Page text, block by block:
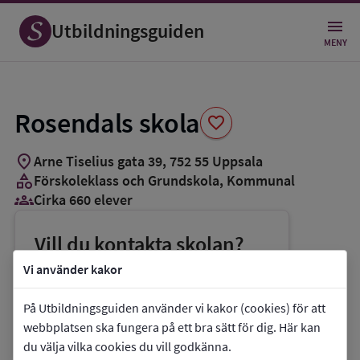
Vi använder kakor
På Utbildningsguiden använder vi kakor (cookies) för att
webbplatsen ska fungera på ett bra sätt för dig. Här kan
du välja vilka cookies du vill godkänna.
Utbildningsguiden MENY
Rosendals skola favorite
Spara
som
favorit
location_onArne Tiselius gata 39, 75255 Uppsala
categoryFörskoleklass och Grundskola, Kommunal
groups_3Cirka 660 elever
Vill du kontakta skolan?
phoneTelefon:018-7275414
E-post: rosendalsskola@uppsala.se
link Webbplats:Rosendals skola